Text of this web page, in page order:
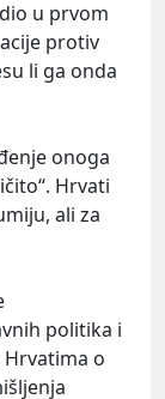
u prvom
protiv
li ga onda
onoga
Hrvati
ali za
politika i
o